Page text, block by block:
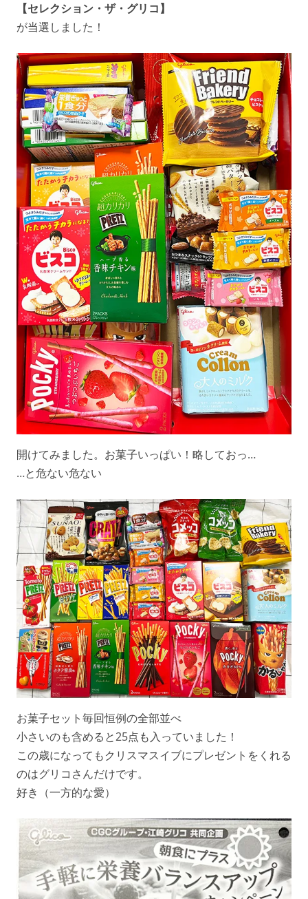
【セレクション・ザ・グリコ】
が当選しました！
開けてみました。お菓子いっぱい！略しておっ…
…と危ない危ない
お菓子セット毎回恒例の全部並べ
小さいのも含めると25点も入っていました！
この歳になってもクリスマスイブにプレゼントをくれる
のはグリコさんだけです。
好き（一方的な愛）